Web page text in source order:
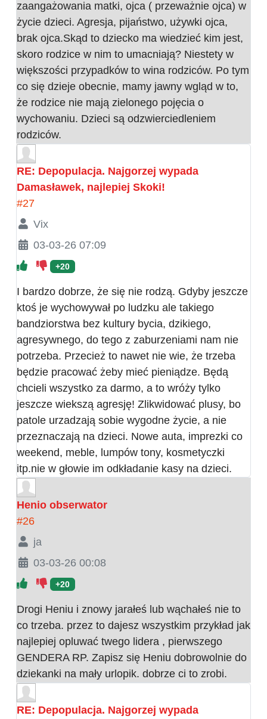
zaangażowania matki, ojca ( przeważnie ojca) w
życie dzieci. Agresja, pijaństwo, używki ojca,
brak ojca.Skąd to dziecko ma wiedzieć kim jest,
skoro rodzice w nim to umacniają? Niestety w
większości przypadków to wina rodziców. Po tym
co się dzieje obecnie, mamy jawny wgląd w to,
że rodzice nie mają zielonego pojęcia o
wychowaniu. Dzieci są odzwierciedleniem
rodziców.
RE: Depopulacja. Najgorzej wypada
Damasławek, najlepiej Skoki!
#27
Vix
03-03-26 07:09
+20
I bardzo dobrze, że się nie rodzą. Gdyby jeszcze
ktoś je wychowywał po ludzku ale takiego
bandziorstwa bez kultury bycia, dzikiego,
agresywnego, do tego z zaburzeniami nam nie
potrzeba. Przecież to nawet nie wie, że trzeba
będzie pracować żeby mieć pieniądze. Będą
chcieli wszystko za darmo, a to wróży tylko
jeszcze wiekszą agresję! Zlikwidować plusy, bo
patole urzadzają sobie wygodne życie, a nie
przeznaczają na dzieci. Nowe auta, imprezki co
weekend, meble, lumpów tony, kosmetyczki
itp.nie w głowie im odkładanie kasy na dzieci.
Henio obserwator
#26
ja
03-03-26 00:08
+20
Drogi Heniu i znowy jarałeś lub wąchałeś nie to
co trzeba. przez to dajesz wszystkim przykład jak
najlepiej opluwać twego lidera , pierwszego
GENDERA RP. Zapisz się Heniu dobrowolnie do
dziekanki na mały urlopik. dobrze ci to zrobi.
RE: Depopulacja. Najgorzej wypada